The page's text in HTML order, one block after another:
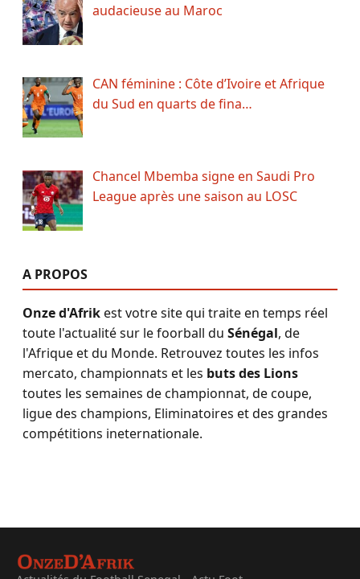
audacieuse au Maroc
CAN féminine : Côte d’Ivoire et Afrique
du Sud en quarts de fina…
Chancel Mbemba signe en Saudi Pro
League après une saison au LOSC
A PROPOS
Onze d'Afrikest votre site qui traite en temps réel
toute l'actualité sur le foorball du Sénégal, de
l'Afrique et du Monde. Retrouvez toutes les infos
mercato, championnats et les buts des Lions
toutes les semaines de championnat, de coupe,
ligue des champions, Eliminatoires et des grandes
compétitions ineternationale.